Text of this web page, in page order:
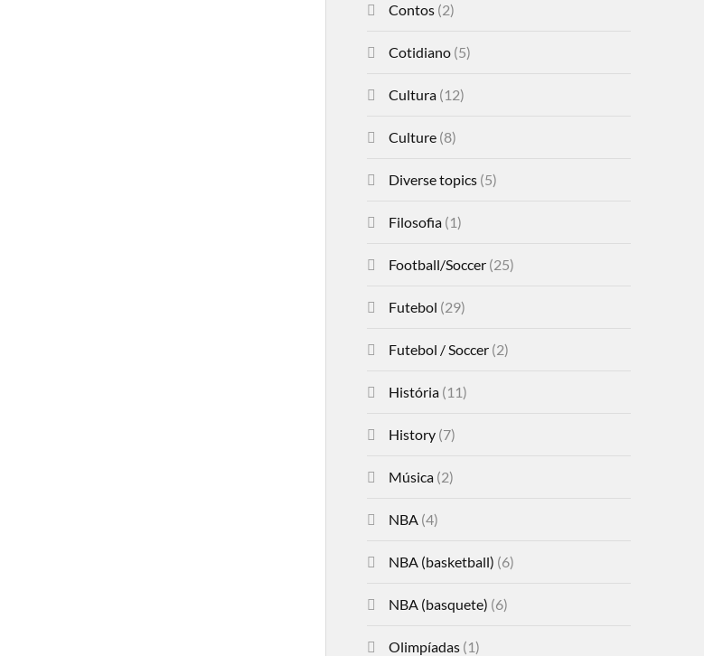
Contos(2)
Cotidiano(5)
Cultura(12)
Culture(8)
Diverse topics(5)
Filosofia(1)
Football/Soccer(25)
Futebol (29)
Futebol / Soccer(2)
História(11)
History(7)
Música(2)
NBA(4)
NBA (basketball) (6)
NBA (basquete) (6)
Olimpíadas(1)